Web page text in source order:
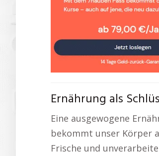
Ernährung als
Eine ausgewogene
bekommt unser Körper
Frische und